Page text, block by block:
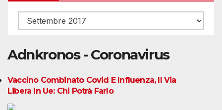
Archivio
Adnkronos - Coronavirus
Vaccino Combinato Covid E Influenza, Il Via
Libera In Ue: Chi Potrà Farlo